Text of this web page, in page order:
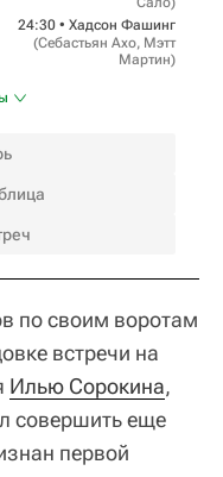
24:30 • Хадсон Фашинг
(Себастьян Ахо, Мэтт
Мартин)
по своим воротам
встречи на
Илью Сорокина,
совершить еще
первой